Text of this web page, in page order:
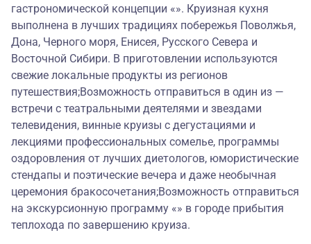
гастрономической концепции «». Круизная кухня
выполнена в лучших традициях побережья Поволжья,
Дона, Черного моря, Енисея, Русского Севера и
Восточной Сибири. В приготовлении используются
свежие локальные продукты из регионов
путешествия;Возможность отправиться в один из —
встречи с театральными деятелями и звездами
телевидения, винные круизы с дегустациями и
лекциями профессиональных сомелье, программы
оздоровления от лучших диетологов, юмористические
стендапы и поэтические вечера и даже необычная
церемония бракосочетания;Возможность отправиться
на экскурсионную программу «» в городе прибытия
теплохода по завершению круиза.